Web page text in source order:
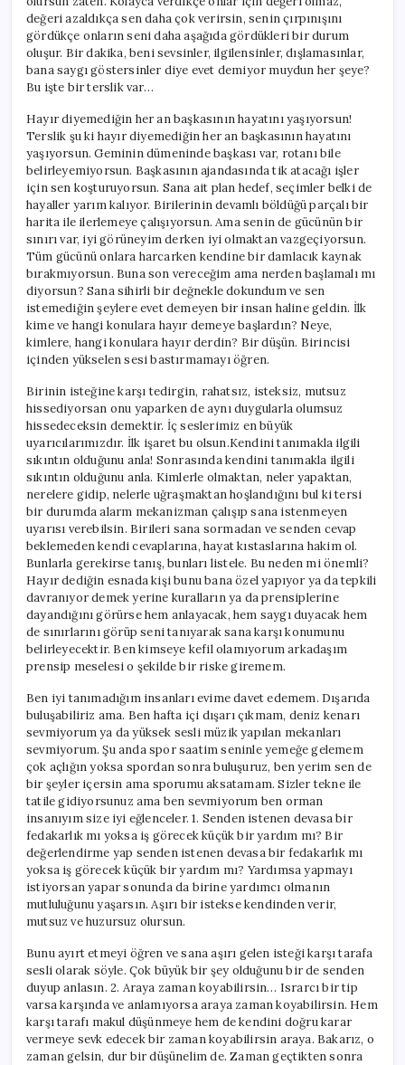
değeri azaldıkça sen daha çok verirsin, senin çırpınışını
gördükçe onların seni daha aşağıda gördükleri bir durum
oluşur. Bir dakika, beni sevsinler, ilgilensinler, dışlamasınlar,
bana saygı göstersinler diye evet demiyor muydun her şeye?
Bu işte bir terslik var…
Hayır diyemediğin her an başkasının hayatını yaşıyorsun!
Terslik şu ki hayır diyemediğin her an başkasının hayatını
yaşıyorsun. Geminin dümeninde başkası var, rotanı bile
belirleyemiyorsun. Başkasının ajandasında tik atacağı işler
için sen koşturuyorsun. Sana ait plan hedef, seçimler belki de
hayaller yarım kalıyor. Birilerinin devamlı böldüğü parçalı bir
harita ile ilerlemeye çalışıyorsun. Ama senin de gücünün bir
sınırı var, iyi görüneyim derken iyi olmaktan vazgeçiyorsun.
Tüm gücünü onlara harcarken kendine bir damlacık kaynak
bırakmıyorsun. Buna son vereceğim ama nerden başlamalı mı
diyorsun? Sana sihirli bir değnekle dokundum ve sen
istemediğin şeylere evet demeyen bir insan haline geldin. İlk
kime ve hangi konulara hayır demeye başlardın? Neye,
kimlere, hangi konulara hayır derdin? Bir düşün. Birincisi
içinden yükselen sesi bastırmamayı öğren.
Birinin isteğine karşı tedirgin, rahatsız, isteksiz, mutsuz
hissediyorsan onu yaparken de aynı duygularla olumsuz
hissedeceksin demektir. İç seslerimiz en büyük
uyarıcılarımızdır. İlk işaret bu olsun.Kendini tanımakla ilgili
sıkıntın olduğunu anla! Sonrasında kendini tanımakla ilgili
sıkıntın olduğunu anla. Kimlerle olmaktan, neler yapaktan,
nerelere gidip, nelerle uğraşmaktan hoşlandığını bul ki tersi
bir durumda alarm mekanizman çalışıp sana istenmeyen
uyarısı verebilsin. Birileri sana sormadan ve senden cevap
beklemeden kendi cevaplarına, hayat kıstaslarına hakim ol.
Bunlarla gerekirse tanış, bunları listele. Bu neden mi önemli?
Hayır dediğin esnada kişi bunu bana özel yapıyor ya da tepkili
davranıyor demek yerine kuralların ya da prensiplerine
dayandığını görürse hem anlayacak, hem saygı duyacak hem
de sınırlarını görüp seni tanıyarak sana karşı konumunu
belirleyecektir. Ben kimseye kefil olamıyorum arkadaşım
prensip meselesi o şekilde bir riske giremem.
Ben iyi tanımadığım insanları evime davet edemem. Dışarıda
buluşabiliriz ama. Ben hafta içi dışarı çıkmam, deniz kenarı
sevmiyorum ya da yüksek sesli müzik yapılan mekanları
sevmiyorum. Şu anda spor saatim seninle yemeğe gelemem
çok açlığın yoksa spordan sonra buluşuruz, ben yerim sen de
bir şeyler içersin ama sporumu aksatamam. Sizler tekne ile
tatile gidiyorsunuz ama ben sevmiyorum ben orman
insanıyım size iyi eğlenceler. 1. Senden istenen devasa bir
fedakarlık mı yoksa iş görecek küçük bir yardım mı? Bir
değerlendirme yap senden istenen devasa bir fedakarlık mı
yoksa iş görecek küçük bir yardım mı? Yardımsa yapmayı
istiyorsan yapar sonunda da birine yardımcı olmanın
mutluluğunu yaşarsın. Aşırı bir istekse kendinden verir,
mutsuz ve huzursuz olursun.
Bunu ayırt etmeyi öğren ve sana aşırı gelen isteği karşı tarafa
sesli olarak söyle. Çok büyük bir şey olduğunu bir de senden
duyup anlasın. 2. Araya zaman koyabilirsin… Israrcı bir tip
varsa karşında ve anlamıyorsa araya zaman koyabilirsin. Hem
karşı tarafı makul düşünmeye hem de kendini doğru karar
vermeye sevk edecek bir zaman koyabilirsin araya. Bakarız, o
zaman gelsin, dur bir düşünelim de. Zaman geçtikten sonra